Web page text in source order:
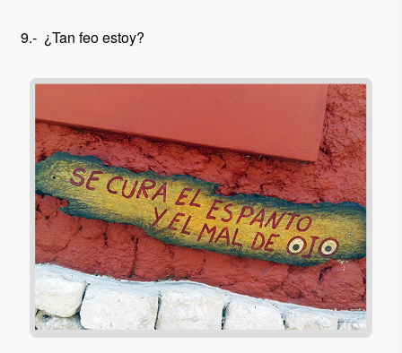
9.- ¿Tan feo estoy?